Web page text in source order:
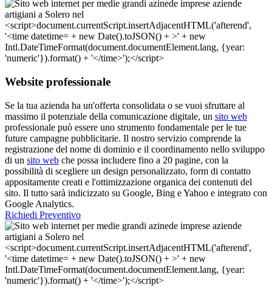
Website professionale
Se la tua azienda ha un'offerta consolidata o se vuoi sfruttare al
massimo il potenziale della comunicazione digitale, un sito web
professionale può essere uno strumento fondamentale per le tue
future campagne pubblicitarie. Il nostro servizio comprende la
registrazione del nome di dominio e il coordinamento nello sviluppo
di un sito web che possa includere fino a 20 pagine, con la
possibilità di scegliere un design personalizzato, form di contatto
appositamente creati e l'ottimizzazione organica dei contenuti del
sito. Il tutto sarà indicizzato su Google, Bing e Yahoo e integrato con
Google Analytics.
Richiedi Preventivo